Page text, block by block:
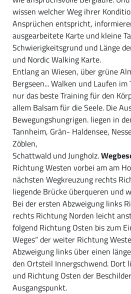
wissen welcher Weg ihrer
Ansprüchen entspricht,
ausgearbeitete Karte und kleine
Schwierigkeitsgrund und Länge
und Nordic Walking Karte.
Entlang an Wiesen, über grüne
Bergseen... Walken und Laufen
nur das beste Training für den
allem Balsam für die Seele. Die
Bewegungshungrigen. liegen in
Tannheim, Grän- Haldensee,
Zöblen,
Schattwald und Jungholz.
Richtung Westen vorbei am am
nächsten Wegkreuzung rechts
liegende Brücke überqueren und
Bei der ersten Abzweigung links
rechts Richtung Norden leicht
folgend Richtung Osten bis zum
Weges“ der weiter Richtung
Abzweigung links über einen
den Ortsteil Innergschwend. Dort
und Richtung Osten der
Ausgangspunkt.